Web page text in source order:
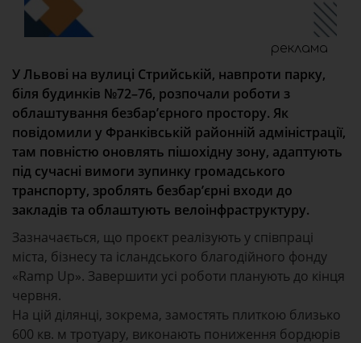
реклама
У Львові на вулиці Стрийській, навпроти парку,
біля будинків №72–76, розпочали роботи з
облаштування безбар’єрного простору. Як
повідомили у Франківській районній адміністрації,
там повністю оновлять пішохідну зону, адаптують
під сучасні вимоги зупинку громадського
транспорту, зроблять безбар’єрні входи до
закладів та облаштують велоінфраструктуру.
Зазначається, що проєкт реалізують у співпраці
міста, бізнесу та ісландського благодійного фонду
«Ramp Up». Завершити усі роботи планують до кінця
червня.
На цій ділянці, зокрема, замостять плиткою близько
600 кв. м тротуару, виконають пониження бордюрів